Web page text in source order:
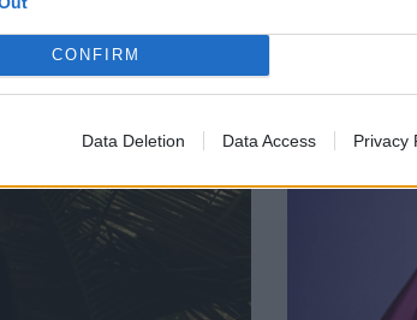
CONFIRM
Data Deletion Data Access Privacy